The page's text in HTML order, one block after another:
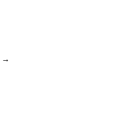
→